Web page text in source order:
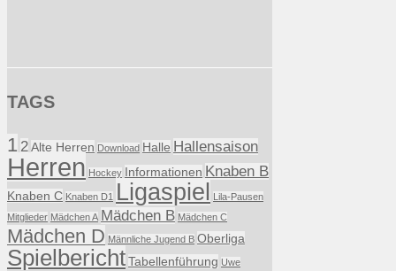
TAGS
1 2Alte Herren Download Halle Hallensaison
Herren Hockey Informationen Knaben B
Knaben C Knaben D1 Ligaspiel Lila-Pausen
Mitglieder Mädchen A Mädchen B Mädchen C
Mädchen D Männliche Jugend B Oberliga
SpielberichtTabellenführung Uwe